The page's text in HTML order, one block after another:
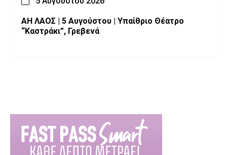
ΑΗ ΛΑΟΣ | 5 Αυγούστου | Υπαίθριο Θέατρο
“Καστράκι”, Γρεβενά